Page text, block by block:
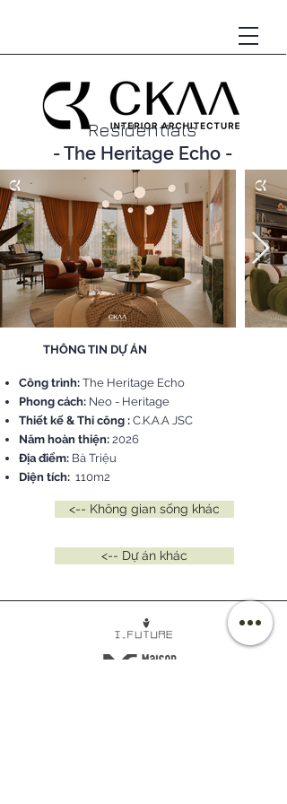
Residentials
- The Heritage Echo -
THÔNG TIN DỰ ÁN
Công trình: The Heritage Echo
Phong cách: Neo - Heritage
Thiết kế & Thi công : C.K.A.A JSC
Năm hoàn thiện: 2026
Địa điểm: Bà Triệu
Diện tích: 110m2
<-- Không gian sống khác
<-- Dự án khác